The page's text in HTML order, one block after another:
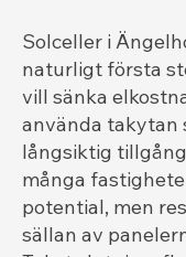
Solceller i
naturligt första
vill sänka
använda takytan
långsiktig
många
potential, men
sällan av